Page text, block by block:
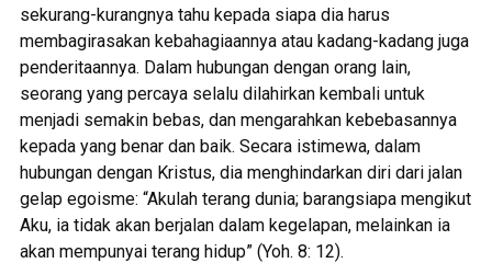
sekurang-kurangnya tahu kepada siapa dia harus
membagirasakan kebahagiaannya atau kadang-kadang juga
penderitaannya. Dalam hubungan dengan orang lain,
seorang yang percaya selalu dilahirkan kembali untuk
menjadi semakin bebas, dan mengarahkan kebebasannya
kepada yang benar dan baik. Secara istimewa, dalam
hubungan dengan Kristus, dia menghindarkan diri dari jalan
gelap egoisme: “Akulah terang dunia; barangsiapa mengikut
Aku, ia tidak akan berjalan dalam kegelapan, melainkan ia
akan mempunyai terang hidup” (Yoh. 8: 12).